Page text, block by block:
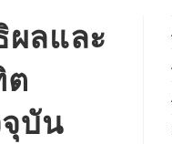
ผลและ
บัน